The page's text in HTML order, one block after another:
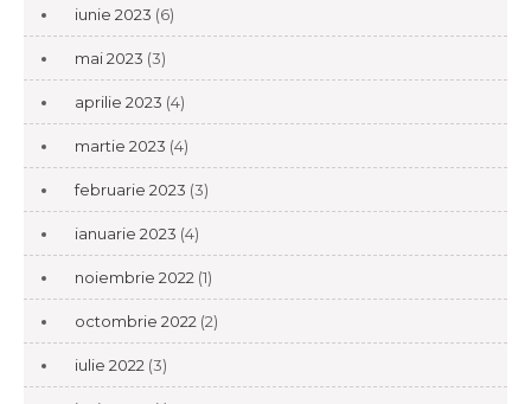
iunie 2023 (6)
mai 2023 (3)
aprilie 2023 (4)
martie 2023 (4)
februarie 2023 (3)
ianuarie 2023 (4)
noiembrie 2022 (1)
octombrie 2022 (2)
iulie 2022 (3)